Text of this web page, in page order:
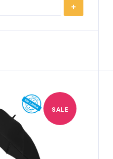
SALE